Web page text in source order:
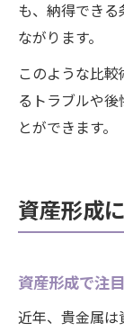
も、納得でき
ながります。
このような比
るトラブルや
とができます。
資産形成
資産形成で注
近年、貴金属